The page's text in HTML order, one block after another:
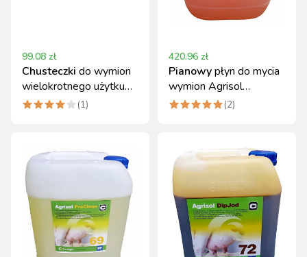
99.08 zł
Chusteczki do wymion
wielokrotnego użytku
27x29cm 50 szt. Kerbl
(1)
420.96 zł
Pianowypłyn do mycia
wymion Agrisol
PreFoam 70 20 kg
(2)